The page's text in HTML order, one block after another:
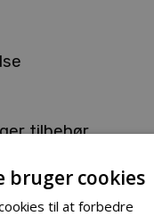
tilbehør
og Trimmere
bruger cookies
til at forbedre